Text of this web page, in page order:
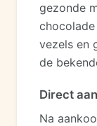
gezonde
vezels en
de
Direct
Na